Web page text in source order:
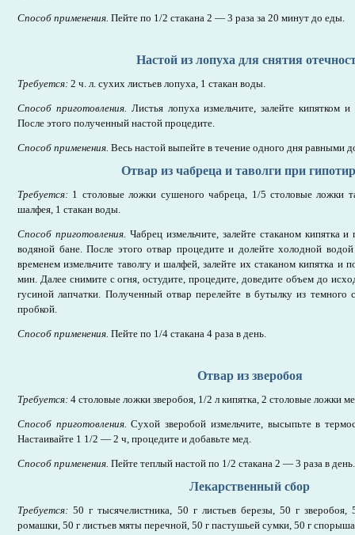
Способ применения. Пейте по 1/2 стакана 2 — 3 раза за 20 минут до еды.
Настой из лопуха для снятия
Требуется: 2 ч. л. сухих листьев лопуха, 1 стакан воды.
Способ приготовления. Листья лопуха измельчите, залейте кипятком
После этого полученный настой процедите.
Способ применения. Весь настой выпейте в течение одного дня равными
Отвар из чабреца и таволги при
Требуется: 1 столовые ложки сушеного чабреца, 1/5 столовые ложки
шалфея, 1 стакан воды.
Способ приготовления. Чабрец измельчите, залейте стаканом
водяной бане. После этого отвар процедите и долейте холодной
временем измельчите таволгу и шалфей, залейте их стаканом кипятка и
мин. Далее снимите с огня, остудите, процедите, доведите объем до
гусиной лапчатки. Полученный отвар перелейте в бутылку из темного
пробкой.
Способ применения. Пейте по 1/4 стакана 4 раза в день.
Отвар из зверобоя
Требуется: 4 столовые ложки зверобоя, 1/2 л кипятка, 2 столовые ложки
Способ приготовления.Сухой зверобой измельчите, высыпьте в
Настаивайте 1 1/2 — 2 ч, процедите и добавьте мед.
Способ применения. Пейте теплый настой по 1/2 стакана 2 — 3 раза в день.
Лекарственный сбор
Требуется:50 г тысячелистника, 50 г листьев березы, 50 г зверобоя,
ромашки, 50 г листьев мяты перечной, 50 г пастушьей сумки, 50 г